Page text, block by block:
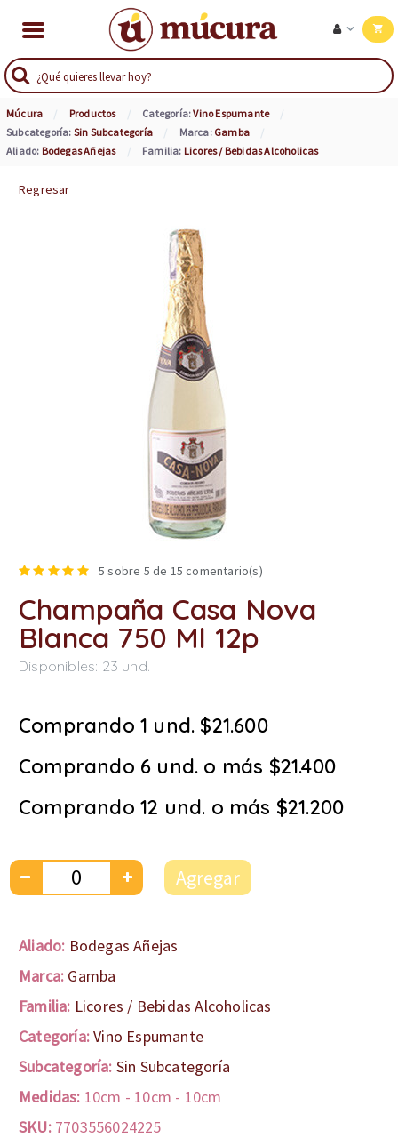
Múcura Productos Categoría:Vino Espumante
Subcategoría: Sin Subcategoría Marca: Gamba
Aliado: Bodegas Añejas Familia: Licores / Bebidas Alcoholicas
Regresar
5 sobre 5 de 15 comentario(s)
Champaña Casa Nova
Blanca 750 Ml 12p
Disponibles: 23 und.
Comprando 1 und. $21.600
Comprando 6 und. o más $21.400
Comprando 12 und. o más $21.200
Agregar
Aliado: Bodegas Añejas
Marca: Gamba
Familia: Licores / Bebidas Alcoholicas
Categoría:Vino Espumante
Subcategoría: Sin Subcategoría
Medidas: 10cm - 10cm - 10cm
SKU: 7703556024225